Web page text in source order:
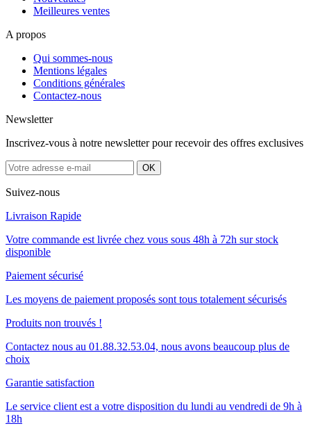
Meilleures ventes
A propos
Qui sommes-nous
Mentions légales
Conditions générales
Contactez-nous
Newsletter
Inscrivez-vous à notre newsletter pour recevoir des offres exclusives
Suivez-nous
Livraison Rapide
Votre commande est livrée chez vous sous 48h à 72h sur stock
disponible
Paiement sécurisé
Les moyens de paiement proposés sont tous totalement sécurisés
Produits non trouvés !
Contactez nous au 01.88.32.53.04, nous avons beaucoup plus de
choix
Garantie satisfaction
Le service client est a votre disposition du lundi au vendredi de 9h à
18h